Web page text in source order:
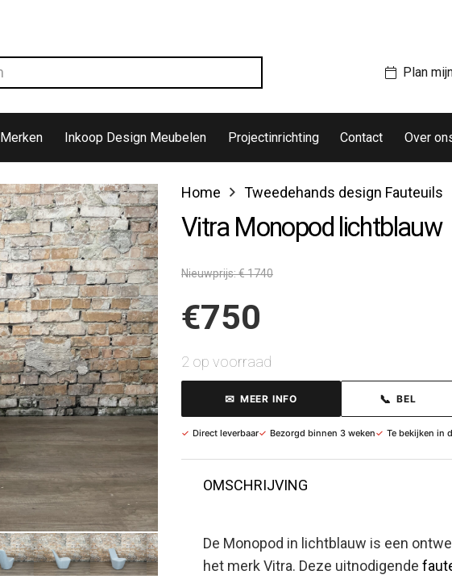
Plan
Merken Inkoop Design Meubelen Projectinrichting Contact Over
Home Tweedehands design Fauteuils
Vitra Monopod lichtblauw
Nieuwprijs: € 1740
€750
2 op voorraad
✉ MEER INFO 📞 BEL
✓ Direct leverbaar✓ Bezorgd binnen 3 weken✓ Te bekijken in
OMSCHRIJVING
De Monopod in lichtblauw is een
het merk Vitra. Deze uitnodigende